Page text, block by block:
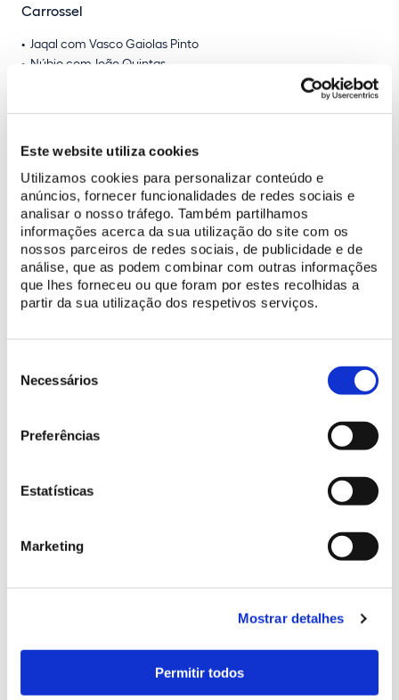
Este website utiliza cookies
Utilizamos cookies para personalizar conteúdo e
anúncios, fornecer funcionalidades de redes sociais e
analisar o nosso tráfego. Também partilhamos
informações acerca da sua utilização do site com os
nossos parceiros de redes sociais, de publicidade e de
análise, que as podem combinar com outras informações
que lhes forneceu ou que foram por estes recolhidas a
partir da sua utilização dos respetivos serviços.
Necessários
Preferências
Estatísticas
Marketing
Mostrar detalhes
Permitir todos
Carrossel
Jaqal com Vasco Gaiolas Pinto
Núbio com João Quintas
Jirau com Miriam Dourado
Favorito com Daniel Rodrigues
Ficha técnica
Diretor
Daniel Silva
João Pedro Rodrigues (Mestre Picador Chefe Convidado);
Vasco Gaiolas Pinto (Picador);
Luís Raposo (Picador);
Carolina Martins (Picador-Ajudante);
Miriam Dourado (Ajudante de Picador);
Tratadores:
Nuno Deveza (Chefe de Tratadores);
Rui Silva;